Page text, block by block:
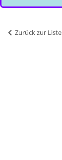
Zurück zur Liste